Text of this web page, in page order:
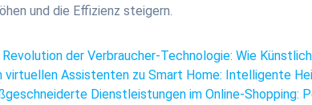
und die Effizienz steigern.
Revolution der Verbraucher-Technologie: Wie
virtuellen Assistenten zu Smart Home: Intelligente
Dienstleistungen im Online-Shopping: